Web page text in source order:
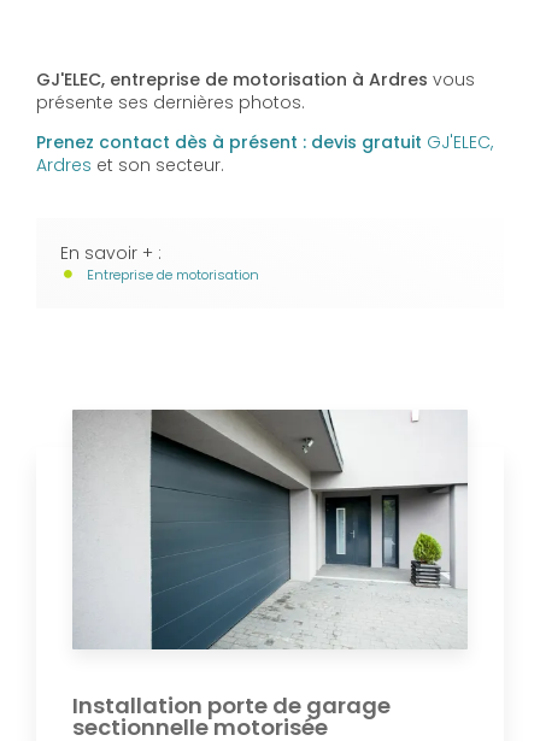
GJ'ELEC, entreprise de motorisation à Ardres vous
présente ses dernières photos.
Prenez contact dès à présent : devis gratuit GJ'ELEC,
Ardres et son secteur.
En savoir + :
Entreprise de motorisation
Installation porte de garage
sectionnelle motorisée